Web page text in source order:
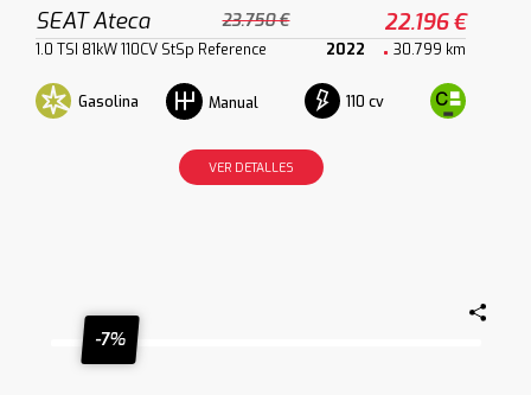
SEAT Ateca 23.750 € 22.196 €
1.0 TSI 81kW 110CV StSp Reference 2022 30.799 km
Gasolina Manual 110 cv
VER DETALLES
-7%